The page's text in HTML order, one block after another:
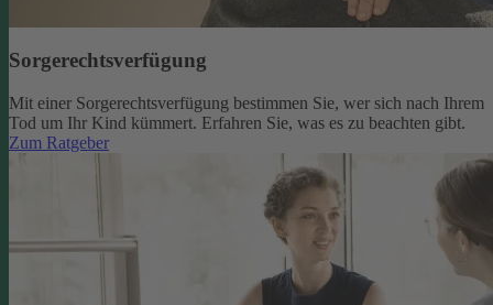
Sorgerechtsverfügung
Mit einer Sorgerechtsverfügung bestimmen Sie, wer sich nach Ihrem
Tod um Ihr Kind kümmert. Erfahren Sie, was es zu beachten gibt.
Zum Ratgeber